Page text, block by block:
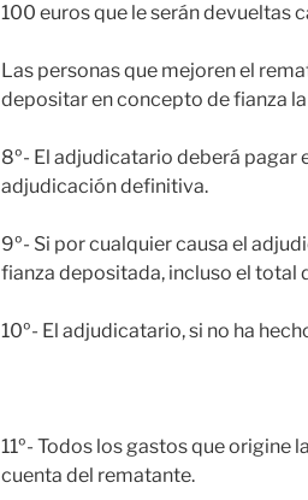
100 euros que le serán devueltas
Las personas que mejoren el
depositar en concepto de fianza
8º- El adjudicatario deberá pagar
adjudicación definitiva.
9º- Si por cualquier causa el
fianza depositada, incluso el total
10º- El adjudicatario, si no ha
11º- Todos los gastos que origine
cuenta del rematante.